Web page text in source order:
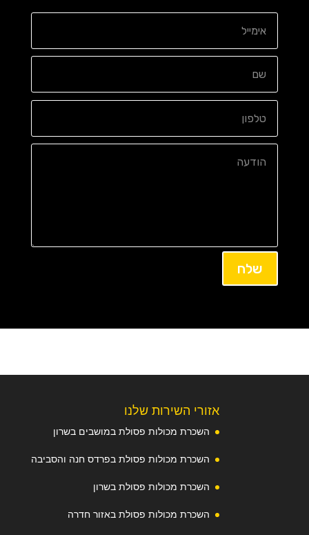
שלח
אזורי השירות שלנו
השכרת מכולות פסולת במושבים בשרון
השכרת מכולות פסולת בפרדס חנה והסביבה
השכרת מכולות פסולת בשרון
השכרת מכולות פסולת באזור חדרה